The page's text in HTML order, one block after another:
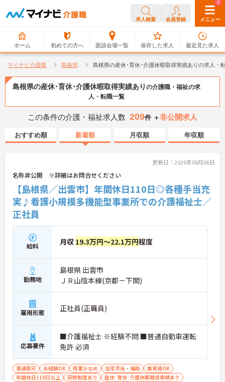
求人検索 会員登録 メニュー
ホーム 初めての方へ 面談会場一覧
0
保存した求人
0
最近見た求人
マイナビ介護職 島根県 島根県の産休･育休･介護休暇取得実績ありの求人・
島根県の産休･育休･介護休暇取得実績あり の介護職・福祉の求
人・転職一覧
この条件の介護・福祉求人数 209件 ＋非公開求人
おすすめ順 新着順 月収順 年収順
更新日：2026年08月06日
名称非公開 ※詳細はお問合せください
【島根県／出雲市】年間休日110日◎各種手当充
実♪看護小規模多機能型事業所での介護福祉士／
正社員
給料 月収 19.3万円～22.1万円程度
勤務地
島根県 出雲市
ＪＲ山陰本線(京都－下関)
雇用形態 正社員(正職員)
応募要件
■介護福祉士 ※経験不問 ■普通自動車運転
免許 必須
車通勤可 未経験OK 残業少なめ 住宅手当・補助
無資格OK
年間休日110日以上
研修制度あり
産休･育休･介護休暇取得実績あり